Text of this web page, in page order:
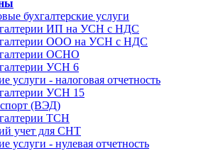
бухгалтерские услуги
ИП на УСН с НДС
ООО на УСН с НДС
ОСНО
УСН 6
услуги - налоговая отчетность
УСН 15
(ВЭД)
ТСН
учет для СНТ
услуги - нулевая отчетность